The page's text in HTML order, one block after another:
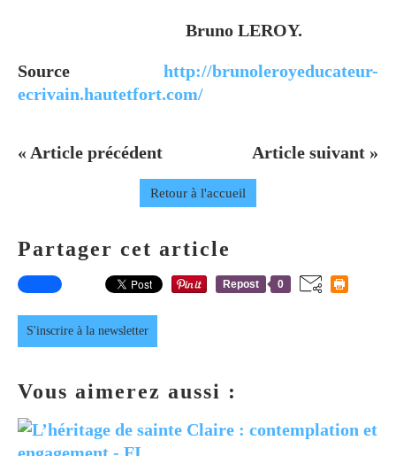
Bruno LEROY.
Source http://brunoleroyeducateur-
ecrivain.hautetfort.com/
« Article précédent Article suivant »
Retour à l'accueil
Partager cet article
Repost 0
S'inscrire à la newsletter
Vous aimerez aussi :